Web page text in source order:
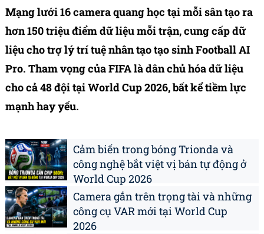
Mạng lưới 16 camera quang học tại mỗi sân tạo ra
hơn 150 triệu điểm dữ liệu mỗi trận, cung cấp dữ
liệu cho trợ lý trí tuệ nhân tạo tạo sinh Football AI
Pro. Tham vọng của FIFA là dân chủ hóa dữ liệu
cho cả 48 đội tại World Cup 2026, bất kể tiềm lực
mạnh hay yếu.
Cảm biến trong bóng Trionda và
công nghệ bắt việt vị bán tự động ở
World Cup 2026
Camera gắn trên trọng tài và những
công cụ VAR mới tại World Cup
2026